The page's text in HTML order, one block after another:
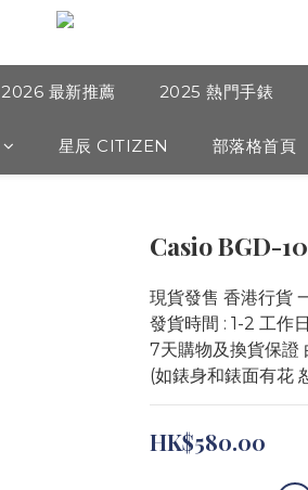
2026 最新推薦 2025 熱門手錶
星辰 CITIZEN 部落格首頁
Casio BGD-
現貨發售 香港行貨
發貨時間 : 1-2 工作
7天購物及換貨保證
(如錶身和錶面有花
HK$580.00